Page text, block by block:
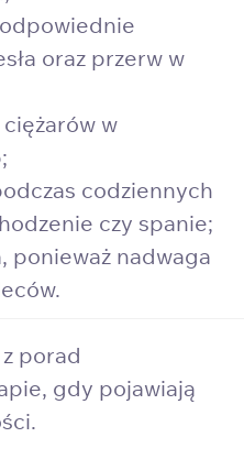
oraz przerw w
w
codziennych
czy spanie;
ponieważ nadwaga
porad
gdy pojawiają